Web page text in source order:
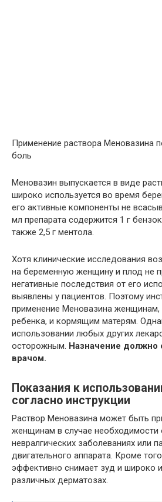
Применение раствора Меновазина
боль
Меновазин выпускается в виде
широко используется во время
его активные компоненты не
мл препарата содержится 1 г
также 2,5 г ментола.
Хотя клинические исследования
на беременную женщину и плод не
негативные последствия от его
выявлены у пациентов. Поэтому
применение Меновазина
ребенка, и кормящим матерям.
использовании любых других
осторожным. Назначение должно
врачом.
Показания к
согласно инструкции
Раствор Меновазина может быть
женщинам в случае необходимости
невралгических заболеваниях или
двигательного аппарата. Кроме
эффективно снимает зуд и широко
различных дерматозах.